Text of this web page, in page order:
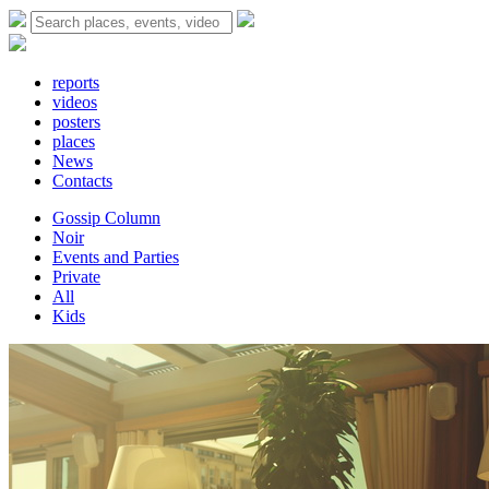
reports
videos
posters
places
News
Contacts
Gossip Column
Noir
Events and Parties
Private
All
Kids